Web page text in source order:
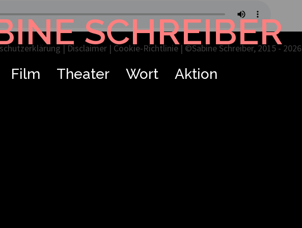
SCHREIBER
Film Theater Wort Aktion
|Disclaimer| Cookie-Richtlinie| ©Sabine Schreiber, 2015 - 2026